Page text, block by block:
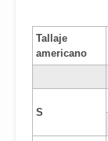
Tallaje
americano
S